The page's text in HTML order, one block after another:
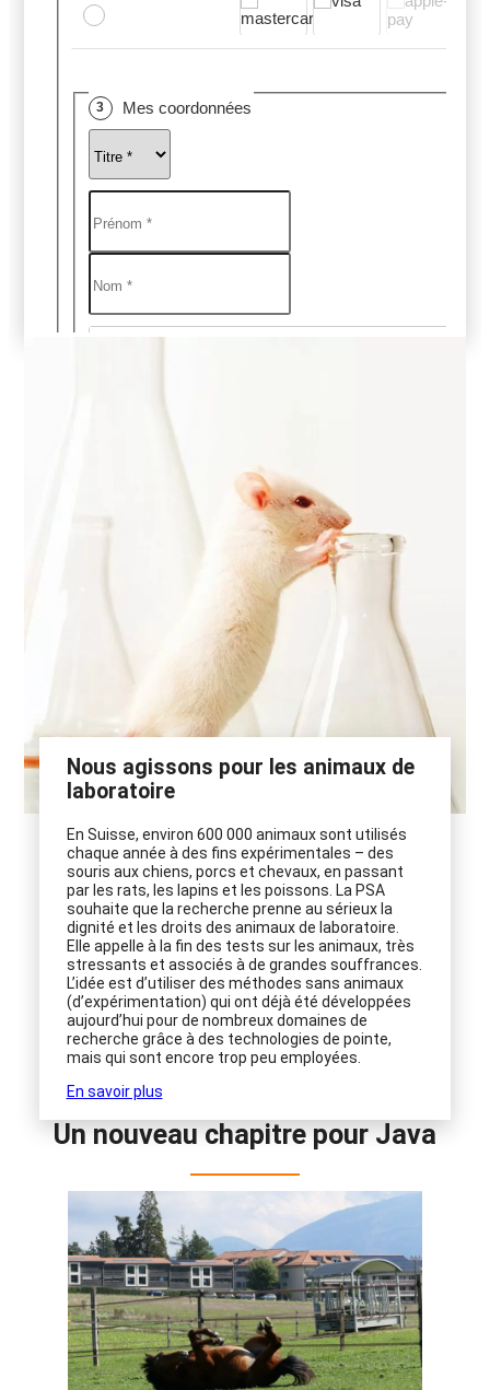
Nous agissons pour les animaux de
laboratoire
En Suisse, environ 600 000 animaux sont utilisés
chaque année à des fins expérimentales – des
souris aux chiens, porcs et chevaux, en passant
par les rats, les lapins et les poissons. La PSA
souhaite que la recherche prenne au sérieux la
dignité et les droits des animaux de laboratoire.
Elle appelle à la fin des tests sur les animaux, très
stressants et associés à de grandes souffrances.
L’idée est d’utiliser des méthodes sans animaux
(d’expérimentation) qui ont déjà été développées
aujourd’hui pour de nombreux domaines de
recherche grâce à des technologies de pointe,
mais qui sont encore trop peu employées.
En savoir plus
Un nouveau chapitre pour Java